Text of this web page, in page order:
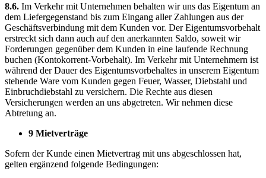
8.6. Im Verkehr mit Unternehmen behalten wir uns das Eigentum an
dem Liefergegenstand bis zum Eingang aller Zahlungen aus der
Geschäftsverbindung mit dem Kunden vor. Der Eigentumsvorbehalt
erstreckt sich dann auch auf den anerkannten Saldo, soweit wir
Forderungen gegenüber dem Kunden in eine laufende Rechnung
buchen (Kontokorrent-Vorbehalt). Im Verkehr mit Unternehmern ist
während der Dauer des Eigentumsvorbehaltes in unserem Eigentum
stehende Ware vom Kunden gegen Feuer, Wasser, Diebstahl und
Einbruchdiebstahl zu versichern. Die Rechte aus diesen
Versicherungen werden an uns abgetreten. Wir nehmen diese
Abtretung an.
9 Mietverträge
Sofern der Kunde einen Mietvertrag mit uns abgeschlossen hat,
gelten ergänzend folgende Bedingungen: